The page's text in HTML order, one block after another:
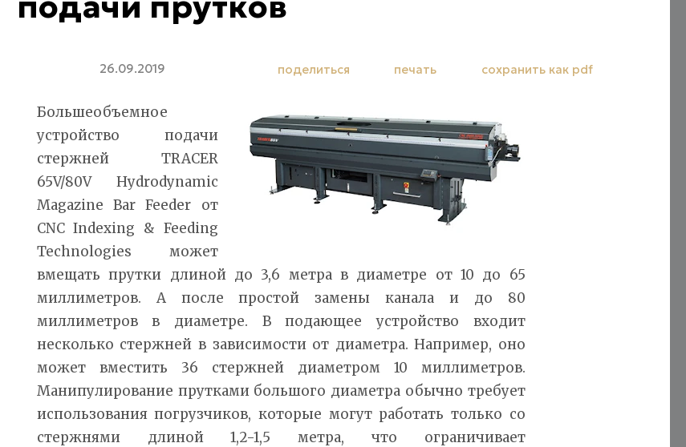
26.09.2019 поделиться печать сохранить как pdf
Большеобъемное
устройство подачи
стержней TRACER
65V/80V Hydrodynamic
Magazine Bar Feeder от
CNC Indexing & Feeding
Technologies может
вмещать прутки длиной до 3,6 метра в диаметре от 10 до 65
миллиметров. А после простой замены канала и до 80
миллиметров в диаметре. В подающее устройство входит
несколько стержней в зависимости от диаметра. Например, оно
может вместить 36 стержней диаметром 10 миллиметров.
Манипулирование прутками большого диаметра обычно требует
использования погрузчиков, которые могут работать только со
стержнями длиной 1,2-1,5 метра, что ограничивает